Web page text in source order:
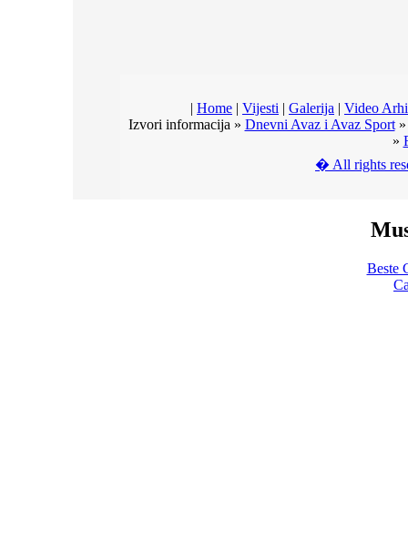
| Home | Vijesti | Galerija | Video
Izvori informacija » Dnevni Avaz i Avaz Sport
»
� All rights
Beste